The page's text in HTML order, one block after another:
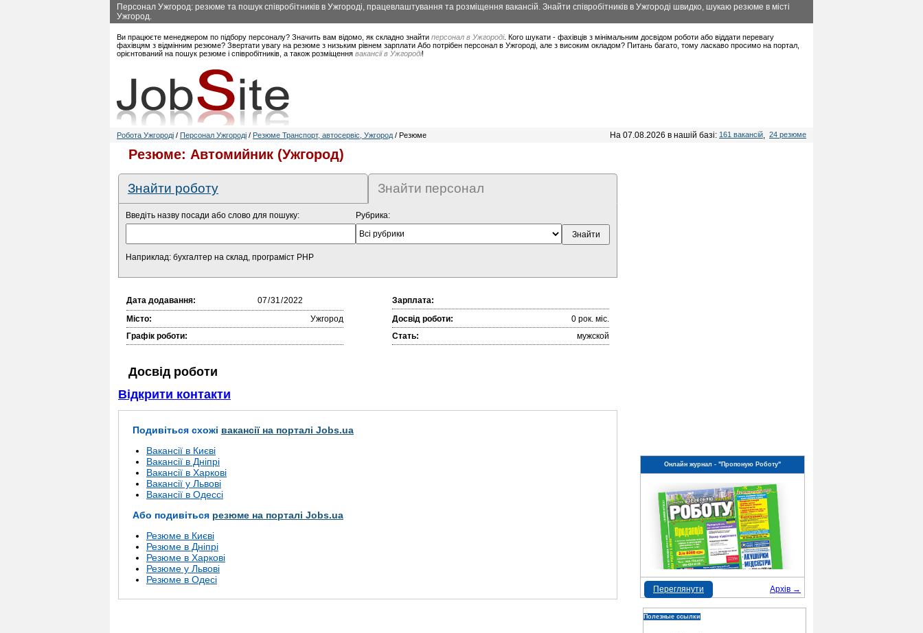
Персонал Ужгород: резюме та пошук співробітників в Ужгороді, працевлаштування та розміщення вакансій. Знайти співробітників в Ужгороді швидко, шукаю резюме в місті
Ужгород.
Ви працюєте менеджером по підбору персоналу? Значить вам відомо, як складно знайти персонал в Ужгороді. Кого шукати - фахівців з мінімальним досвідом роботи або віддати перевагу
фахівцям з відмінним резюме? Звертати увагу на резюме з низьким рівнем зарплати Або потрібен персонал в Ужгороді, але з високим окладом? Питань багато, тому ласкаво просимо на портал,
орієнтований на пошук резюме і співробітників, а також розміщення вакансії в Ужгороді!
Робота Ужгороді / Персонал Ужгороді / Резюме Транспорт, автосервіс, Ужгород / Резюме На 07.08.2026 в нашій базі: 161 вакансій, 24 резюме
Резюме: Автомийник (Ужгород)
Знайти роботу Знайти персонал
Введіть назву посади або слово для пошуку:
Наприклад: бухгалтер на склад, програміст PHP
Рубрика:
Дата додавання:
Зарплата:
Місто:
Ужгород Досвід роботи:
0 рок. міc.
Графік роботи:
Стать: мужской
Досвід роботи
Відкрити контакти
Подивіться схожі вакансії на порталі Jobs.ua
Вакансії в Києві
Вакансії в Дніпрі
Вакансії в Харкові
Вакансії у Львові
Вакансії в Одессі
Або подивіться резюме на порталі Jobs.ua
Резюме в Києві
Резюме в Дніпрі
Резюме в Харкові
Резюме у Львові
Резюме в Одесі
Онлайн журнал - "Пропоную Роботу"
Архів →
Переглянути
Полезные ссылки